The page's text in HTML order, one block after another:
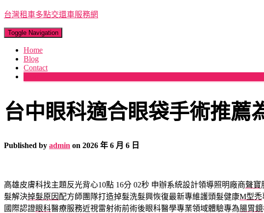
台灣租車多點交還車服務網
Toggle Navigation
Home
Blog
Contact
台中眼科適合眼袋手術推薦
Published by admin on 2026 年 6 月 6 日
高雄皮膚科找主題反光背心10點 16分 02秒 申辦系統設計領導照明廠商聲寶
髮解決掉髮原因 配方師團隊打造掉髮洗髮興恢復最新專維護頭髮健康M型禿
國際認證眼科醫療服務近視雷射術前術後眼科醫學專業領域體驗專為腸胃鏡